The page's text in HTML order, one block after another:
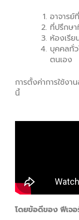
อาจารย์
ที่ปรึกษ
ห้องเรีย
บุคคลทั่
ตนเอง
การตั้งค่าการใช้งา
นี้
โดยข้อดีของ ฟีเจ